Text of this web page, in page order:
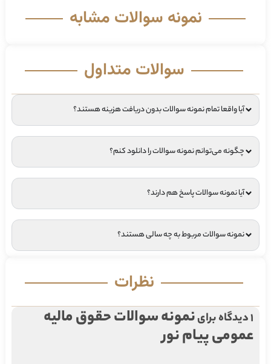
نمونه سوالات مشابه
سوالات متداول
آیا واقعا تمام نمونه سوالات بدون دریافت هزینه هستند؟
چگونه می‌توانم نمونه سوالات را دانلود کنم؟
آیا نمونه سوالات پاسخ هم دارند؟
نمونه سوالات مربوط به چه سالی هستند؟
نظرات
1 دیدگاه برای نمونه سوالات حقوق مالیه
عمومی پیام نور